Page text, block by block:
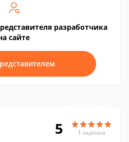
разработчика
сайте
5 1 оценка